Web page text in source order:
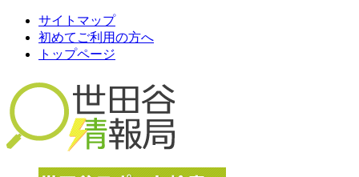
サイトマップ
初めてご利用の方へ
トップページ